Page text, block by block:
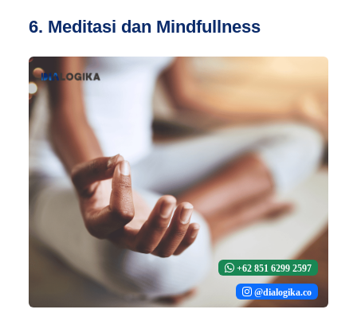
6. Meditasi dan Mindfullness
+62 851 6299 2597
@dialogika.co